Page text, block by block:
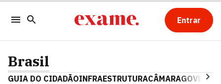
Entrar
Brasil
GUIA DO CIDADÃOINFRAESTRUTURACÂMARAGOVERNO